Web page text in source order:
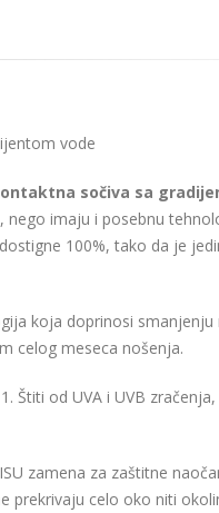
vode
sočiva sa
imaju i posebnu
100%, tako da je
koja doprinosi smanjenju
celog meseca nošenja.
Štiti od UVA i UVB
zamena za zaštitne
prekrivaju celo oko niti